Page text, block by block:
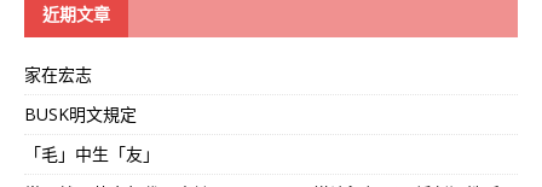
近期文章
家在宏志
BUSK明文規定
「毛」中生「友」